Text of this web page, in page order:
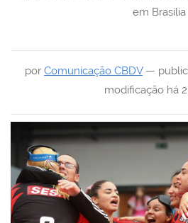
por Comunicação CBDV—
modificação há
em Brasília